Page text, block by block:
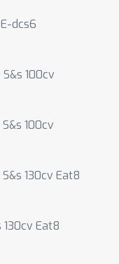
dcs6
100cv
100cv
130cv Eat8
Eat8